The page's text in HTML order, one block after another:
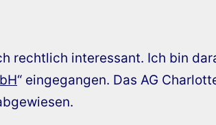
rechtlich interessant. Ich bin
“ eingegangen. Das AG